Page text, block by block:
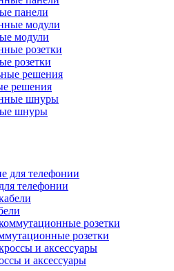
панели
модули
розетки
решения
шнуры
телефонии
розетки
и аксессуары